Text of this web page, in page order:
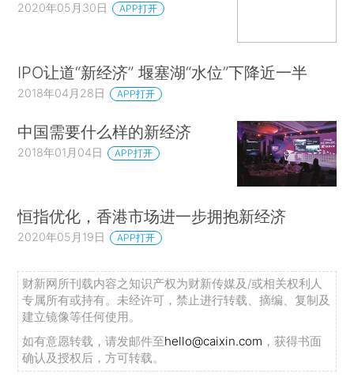
2020年05月30日 APP打开
IPO让道“新经济” 堰塞湖“水位”下降近一半
2018年04月28日 APP打开
中国需要什么样的新经济
2018年01月04日 APP打开
恒指优化，香港市场进一步拥抱新经济
2020年05月19日 APP打开
财新网所刊载内容之知识产权为财新传媒及/或相关权利人
专属所有或持有。未经许可，禁止进行转载、摘编、复制及
建立镜像等任何使用。
如有意愿转载，请发邮件至hello@caixin.com ，获得书面
确认及授权后，方可转载。